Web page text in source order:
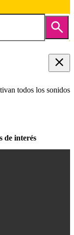
todos los sonidos
de interés